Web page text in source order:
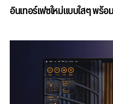
อินเทอร์เฟซใหม่แบบใสๆ พร้